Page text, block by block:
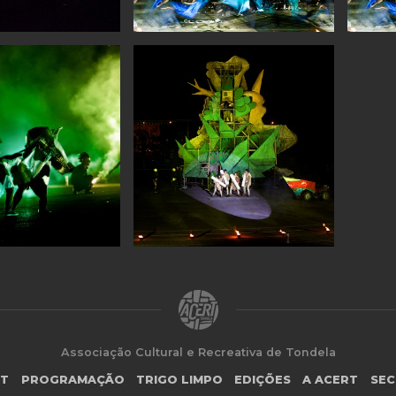
Associação Cultural e Recreativa de Tondela
PROGRAMAÇÃO TRIGO LIMPO EDIÇÕES A ACERT